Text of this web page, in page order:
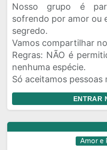
Nosso grupo é
sofrendo por amor ou
segredo.
Vamos compartilhar
Regras: NÃO é
nenhuma espécie.
Só aceitamos pessoas
ENTRAR
Amor e